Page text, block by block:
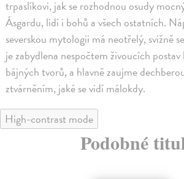
trpaslíkovi, jak se rozhodnou osudy
Ásgardu, lidí i bohů a všech ostatních.
severskou mytologii má neotřelý, svižně
je zabydlena nespočtem živoucích
bájných tvorů, a hlavně zaujme
ztvárněním, jaké se vidí málokdy.
High-contrast mode
Podobné